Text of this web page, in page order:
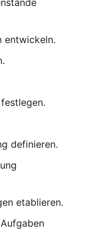
entwickeln.
definieren.
etablieren.